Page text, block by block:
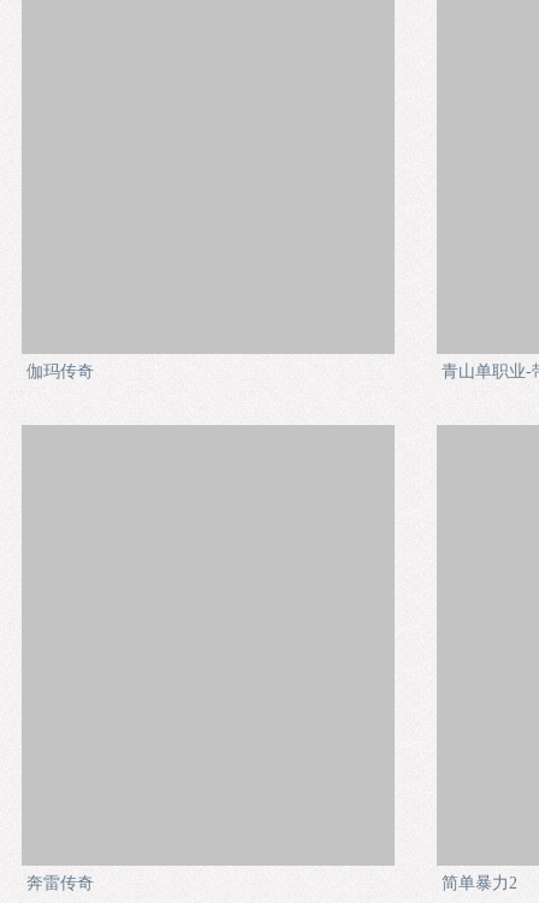
伽玛传奇 青山单职业-
奔雷传奇 简单暴力2